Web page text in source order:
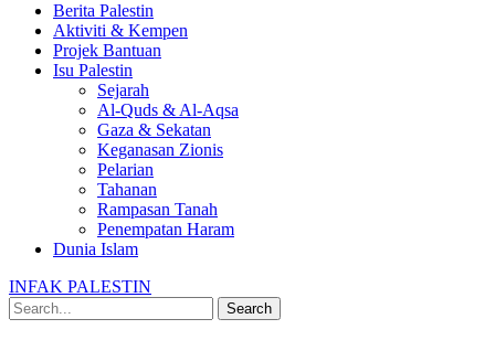
Berita Palestin
Aktiviti & Kempen
Projek Bantuan
Isu Palestin
Sejarah
Al-Quds & Al-Aqsa
Gaza & Sekatan
Keganasan Zionis
Pelarian
Tahanan
Rampasan Tanah
Penempatan Haram
Dunia Islam
INFAK PALESTIN
Search